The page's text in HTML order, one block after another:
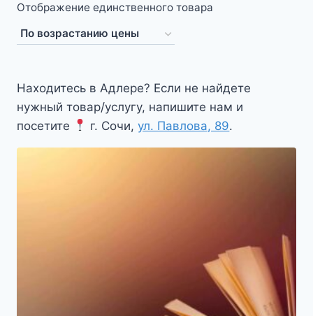
Отображение единственного товара
Находитесь в Адлере? Если не найдете
нужный товар/услугу, напишите нам и
посетите
г. Сочи,ул. Павлова, 89.